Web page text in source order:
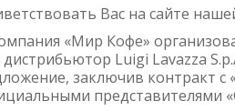
Вас на сайте
«Мир Кофе»
Luigi Lavazza
заключив контракт с
представителями